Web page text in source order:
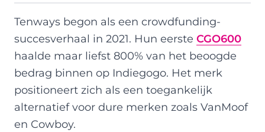
Tenways begon als een crowdfunding-
succesverhaal in 2021. Hun eerste CGO600
haalde maar liefst 800% van het beoogde
bedrag binnen op Indiegogo. Het merk
positioneert zich als een toegankelijk
alternatief voor dure merken zoals VanMoof
en Cowboy.